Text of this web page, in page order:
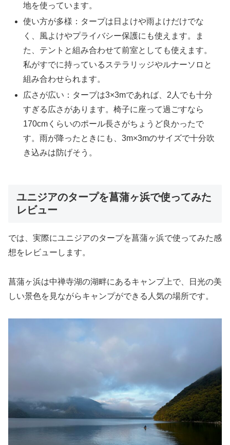
地を使っています。
使い方が多様：タープは日よけや雨よけだけでな
く、風よけやプライバシー保護にも使えます。ま
た、テントと組み合わせて前室としても使えます。
私がすでに持っているステラリッジやルナーソロと
組み合わせられます。
広さが広い：タープは3×3mであれば、2人でも十分
すぎる広さがあります。椅子に座って過ごすなら
170cmくらいのポール長さがちょうど良かったで
す。雨が降ったときにも、3m×3mのサイズで十分吹
き込みは防げそう。
ユニジアのタープを菖蒲ヶ浜で使ってみた
レビュー
では、実際にユニジアのタープを菖蒲ヶ浜で使ってみた感
想をレビューします。
菖蒲ヶ浜は中禅寺湖の湖畔にあるキャンプ上で、日光の美
しい景色を見ながらキャンプができる人気の場所です。